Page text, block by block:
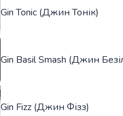
Gin Tonic (Джин Тонік)
Gin Basil Smash (Джин
Gin Fizz (Джин Фізз)